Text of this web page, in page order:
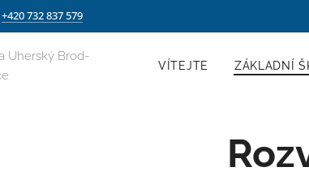
+420 732 837 579
Uherský Brod-
VÍTEJTE ZÁKLADNÍ